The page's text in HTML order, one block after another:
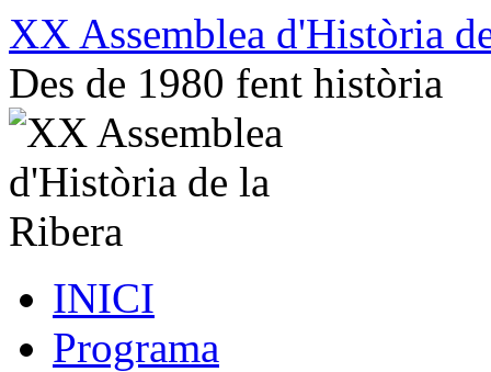
Vés
al
contingut
XX Assemblea d'Història
Des de 1980 fent història
INICI
Programa